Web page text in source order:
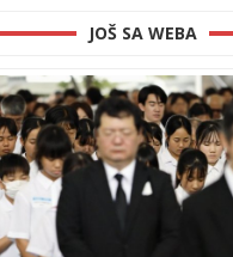
JOŠ SA WEBA